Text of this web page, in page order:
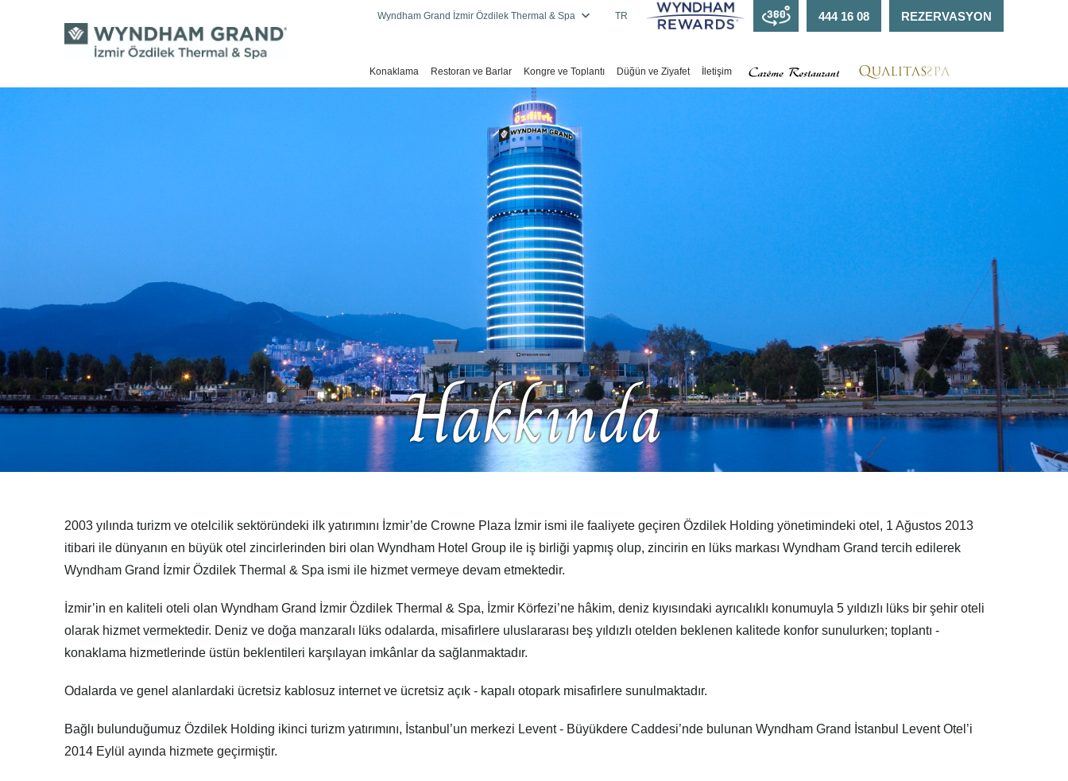
Wyndham Grand İzmir Özdilek Thermal & Spa TR 444 16 08 REZERVASYON
Konaklama Restoran ve Barlar Kongre ve Toplantı Düğün ve Ziyafet İletişim
Hakkında
2003 yılında turizm ve otelcilik sektöründeki ilk yatırımını İzmir’de Crowne Plaza İzmir ismi ile faaliyete geçiren Özdilek Holding yönetimindeki otel, 1 Ağustos 2013
itibari ile dünyanın en büyük otel zincirlerinden biri olan Wyndham Hotel Group ile iş birliği yapmış olup, zincirin en lüks markası Wyndham Grand tercih edilerek
Wyndham Grand İzmir Özdilek Thermal & Spa ismi ile hizmet vermeye devam etmektedir.
İzmir’in en kaliteli oteli olan Wyndham Grand İzmir Özdilek Thermal & Spa, İzmir Körfezi’ne hâkim, deniz kıyısındaki ayrıcalıklı konumuyla 5 yıldızlı lüks bir şehir oteli
olarak hizmet vermektedir. Deniz ve doğa manzaralı lüks odalarda, misafirlere uluslararası beş yıldızlı otelden beklenen kalitede konfor sunulurken; toplantı -
konaklama hizmetlerinde üstün beklentileri karşılayan imkânlar da sağlanmaktadır.
Odalarda ve genel alanlardaki ücretsiz kablosuz internet ve ücretsiz açık - kapalı otopark misafirlere sunulmaktadır.
Bağlı bulunduğumuz Özdilek Holding ikinci turizm yatırımını, İstanbul’un merkezi Levent - Büyükdere Caddesi’nde bulunan Wyndham Grand İstanbul Levent Otel’i
2014 Eylül ayında hizmete geçirmiştir.